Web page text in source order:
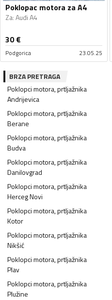
Poklopac motora za A4
Za:Audi A4
30€
Podgorica 23.05.25
BRZA PRETRAGA
Poklopci motora, prtljažnika
Andrijevica
Poklopci motora, prtljažnika
Berane
Poklopci motora, prtljažnika
Budva
Poklopci motora, prtljažnika
Danilovgrad
Poklopci motora, prtljažnika
Herceg Novi
Poklopci motora, prtljažnika
Kotor
Poklopci motora, prtljažnika
Nikšić
Poklopci motora, prtljažnika
Plav
Poklopci motora, prtljažnika
Plužine